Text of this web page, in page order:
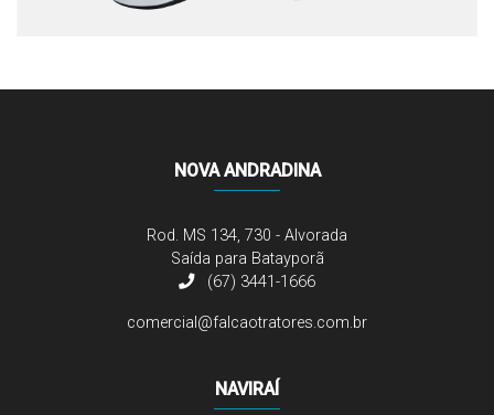
NOVA ANDRADINA
Rod. MS 134, 730 - Alvorada
Saída para Batayporã
(67) 3441-1666
comercial@falcaotratores.com.br
NAVIRAÍ